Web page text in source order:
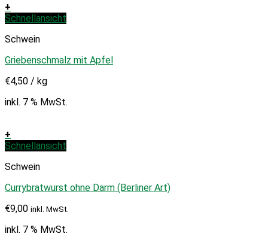
+
Schnellansicht
Schwein
Griebenschmalz mit Apfel
€4,50 / kg
inkl. 7 % MwSt.
+
Schnellansicht
Schwein
Currybratwurst ohne Darm (Berliner Art)
€9,00 inkl. MwSt.
inkl. 7 % MwSt.